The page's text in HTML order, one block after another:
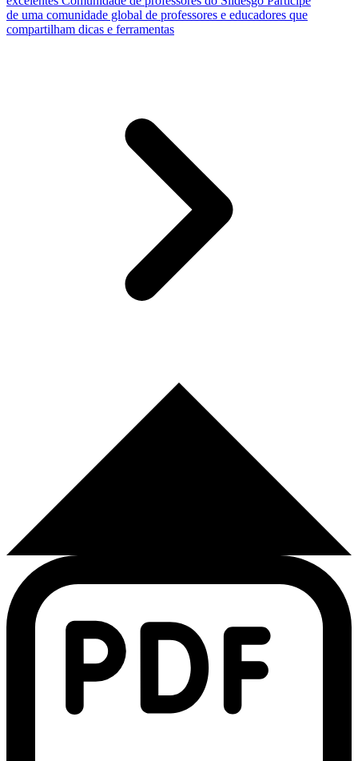
de uma comunidade global de professores e educadores que
compartilham dicas e ferramentas